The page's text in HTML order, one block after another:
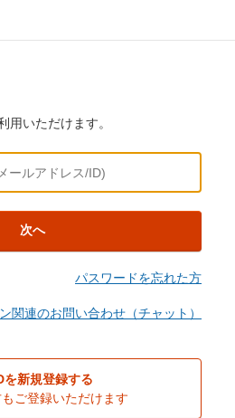
用いただけます。
次へ
パスワードを忘れた方
関連のお問い合わせ（チャット）
を新規登録する
ご登録いただけます